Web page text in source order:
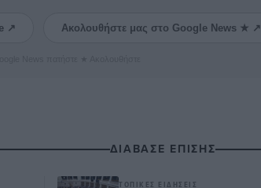
↗ Ακολουθήστε μας στο Google News ★ ↗
ΔΙΑΒΑΣΕ ΕΠΙΣΗΣ
ΤΟΠΙΚΈΣ ΕΙΔΉΣΕΙΣ